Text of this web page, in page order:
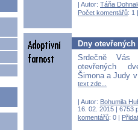
| Autor: Táňa
Počet komentářů: 1
Dny
Srdečně
otevřených
Šimona a Judy
text zde...
| Autor: Bohumila
16. 02. 2015 | 6753
komentářů: 0 |